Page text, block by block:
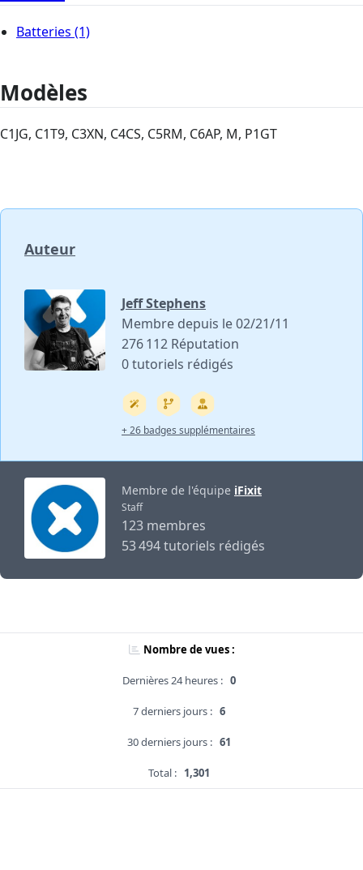
Batteries (1)
Modèles
C1JG, C1T9, C3XN, C4CS, C5RM, C6AP, M, P1GT
Auteur
Jeff Stephens
Membre depuis le 02/21/11
276 112 Réputation
0 tutoriels rédigés
+ 26 badges supplémentaires
Membre de l'équipe iFixit
Staff
123 membres
53 494 tutoriels rédigés
Nombre de vues :
Dernières 24 heures : 0
7 derniers jours : 6
30 derniers jours : 61
Total : 1,301